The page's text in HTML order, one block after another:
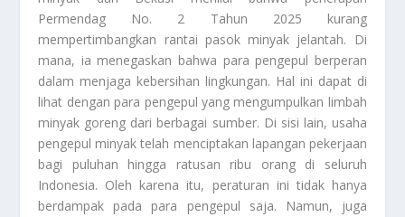
Permendag No. 2 Tahun 2025 kurang
mempertimbangkan rantai pasok minyak jelantah. Di
mana, ia menegaskan bahwa para pengepul berperan
dalam menjaga kebersihan lingkungan. Hal ini dapat di
lihat dengan para pengepul yang mengumpulkan limbah
minyak goreng dari berbagai sumber. Di sisi lain, usaha
pengepul minyak telah menciptakan lapangan pekerjaan
bagi puluhan hingga ratusan ribu orang di seluruh
Indonesia. Oleh karena itu, peraturan ini tidak hanya
berdampak pada para pengepul saja. Namun, juga